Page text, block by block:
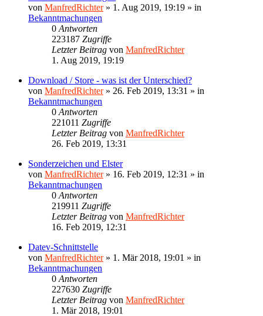
von ManfredRichter» 1. Aug 2019, 19:19 » in
Bekanntmachungen
0 Antworten
223187 Zugriffe
Letzter Beitrag von ManfredRichter
1. Aug 2019, 19:19
Download / Store - was ist der Unterschied?
von ManfredRichter» 26. Feb 2019, 13:31 » in
Bekanntmachungen
0 Antworten
221011 Zugriffe
Letzter Beitrag von ManfredRichter
26. Feb 2019, 13:31
Sonderzeichen und Elster
von ManfredRichter» 16. Feb 2019, 12:31 » in
Bekanntmachungen
0 Antworten
219911 Zugriffe
Letzter Beitrag von ManfredRichter
16. Feb 2019, 12:31
Datev-Schnittstelle
von ManfredRichter» 1. Mär 2018, 19:01 » in
Bekanntmachungen
0 Antworten
227630 Zugriffe
Letzter Beitrag von ManfredRichter
1. Mär 2018, 19:01